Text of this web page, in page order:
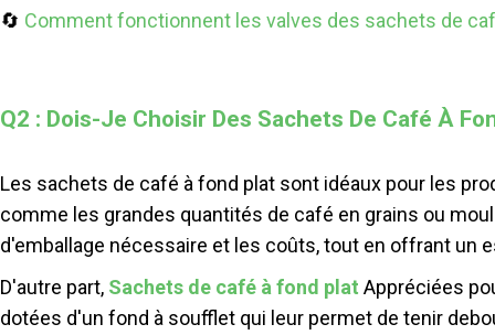
🔄 Comment fonctionnent les valves des sachets de
Q2 : Dois-Je Choisir Des Sachets De Café À
Les sachets de café à fond plat sont idéaux pour les
comme les grandes quantités de café en grains ou
d'emballage nécessaire et les coûts, tout en offrant un
D'autre part, Sachets de café à fond plat Appréciées
dotées d'un fond à soufflet qui leur permet de tenir